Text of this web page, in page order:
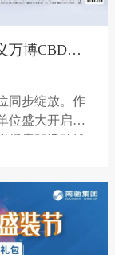
广地花园全新组团【观灏府】，定义万博CBD美好人居新生活！！
同步绽放。作
位盛大开启，
板房和活动摊